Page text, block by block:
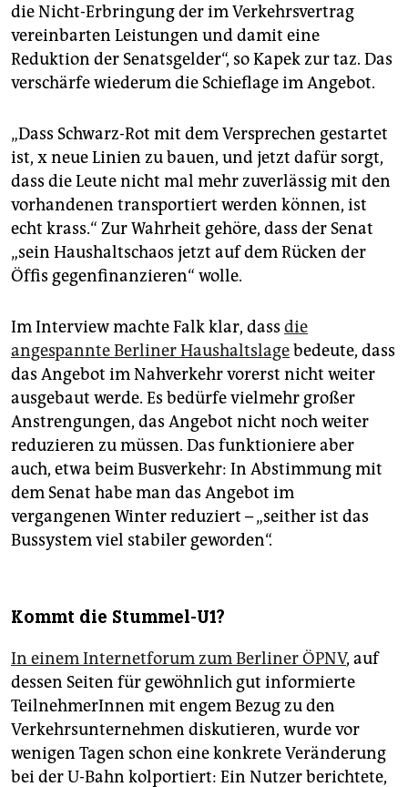
die Nicht-Erbringung der im Verkehrsvertrag
vereinbarten Leistungen und damit eine
Reduktion der Senatsgelder“, so Kapek zur taz. Das
verschärfe wiederum die Schieflage im Angebot.
„Dass Schwarz-Rot mit dem Versprechen gestartet
ist, x neue Linien zu bauen, und jetzt dafür sorgt,
dass die Leute nicht mal mehr zuverlässig mit den
vorhandenen transportiert werden können, ist
echt krass.“ Zur Wahrheit gehöre, dass der Senat
„sein Haushaltschaos jetzt auf dem Rücken der
Öffis gegenfinanzieren“ wolle.
Im Interview machte Falk klar, dass die
angespannte Berliner Haushaltslagebedeute, dass
das Angebot im Nahverkehr vorerst nicht weiter
ausgebaut werde. Es bedürfe vielmehr großer
Anstrengungen, das Angebot nicht noch weiter
reduzieren zu müssen. Das funktioniere aber
auch, etwa beim Busverkehr: In Abstimmung mit
dem Senat habe man das Angebot im
vergangenen Winter reduziert – „seither ist das
Bussystem viel stabiler geworden“.
Kommt die Stummel-U1?
In einem Internetforum zum Berliner ÖPNV, auf
dessen Seiten für gewöhnlich gut informierte
TeilnehmerInnen mit engem Bezug zu den
Verkehrsunternehmen diskutieren, wurde vor
wenigen Tagen schon eine konkrete Veränderung
bei der U-Bahn kolportiert: Ein Nutzer berichtete,